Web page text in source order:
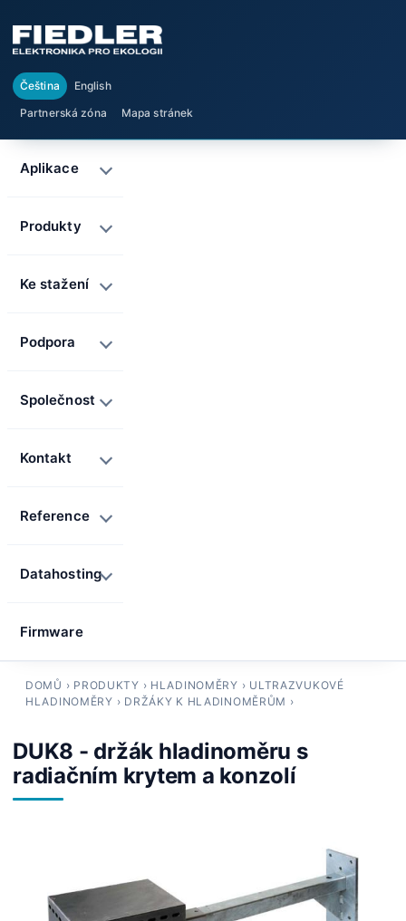
Čeština
English
Partnerská zóna
Mapa stránek
DOMŮ › PRODUKTY › HLADINOMĚRY › ULTRAZVUKOVÉ
HLADINOMĚRY › DRŽÁKY K HLADINOMĚRŮM ›
DUK8 - držák hladinoměru s
radiačním krytem a konzolí
Aplikace
Produkty
Ke stažení
Podpora
Společnost
Kontakt
Reference
Datahosting
Firmware